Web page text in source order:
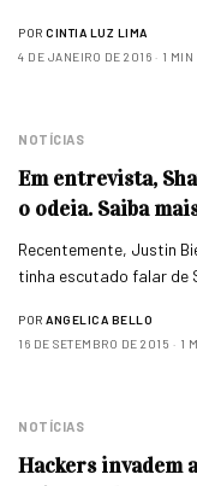
POR CINTIA LUZ LIMA
4 DE JANEIRO DE 2016
1
NOTÍCIAS
Em entrevista,
o odeia. Saiba
Recentemente, Justin
tinha escutado falar de
POR ANGELICA BELLO
16 DE SETEMBRO DE 2015
1
NOTÍCIAS
Hackers invadem